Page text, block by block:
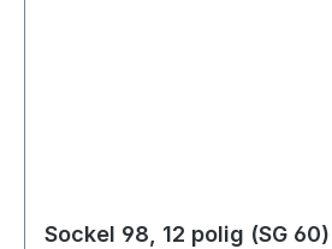
Sockel 98, 12 polig (SG 60)